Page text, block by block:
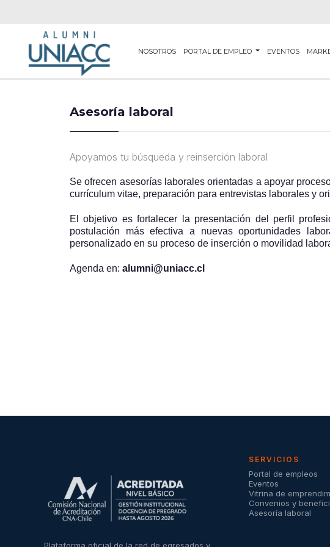
NOSOTROS PORTAL DE EMPLEO EVENTOS
Asesoría laboral
Apoyamos tu búsqueda y reinserción laboral
Se ofrecen asesorías laborales orientadas a apoyar
currículum vitae, preparación para entrevistas laborales y
El objetivo es fortalecer la presentación del perfil
postulación más efectiva a nuevas oportunidades
personalizado en su proceso de inserción o movilidad
Agenda en: alumni@uniacc.cl
SERVICIOS
Portal de empleos
Eventos
Vitrina de
Convenios y
Asesoría laboral